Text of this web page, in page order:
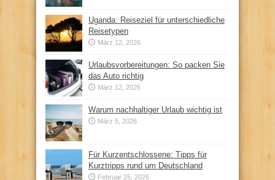
Uganda: Reiseziel für unterschiedliche
Reisetypen
März 12, 2026
Urlaubsvorbereitungen: So packen Sie
das Auto richtig
März 12, 2026
Warum nachhaltiger Urlaub wichtig ist
März 5, 2026
Für Kurzentschlossene: Tipps für
Kurztripps rund um Deutschland
Februar 25, 2026